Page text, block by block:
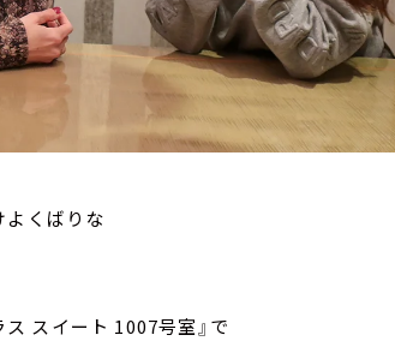
よくばりな
スイート 1007号室』で